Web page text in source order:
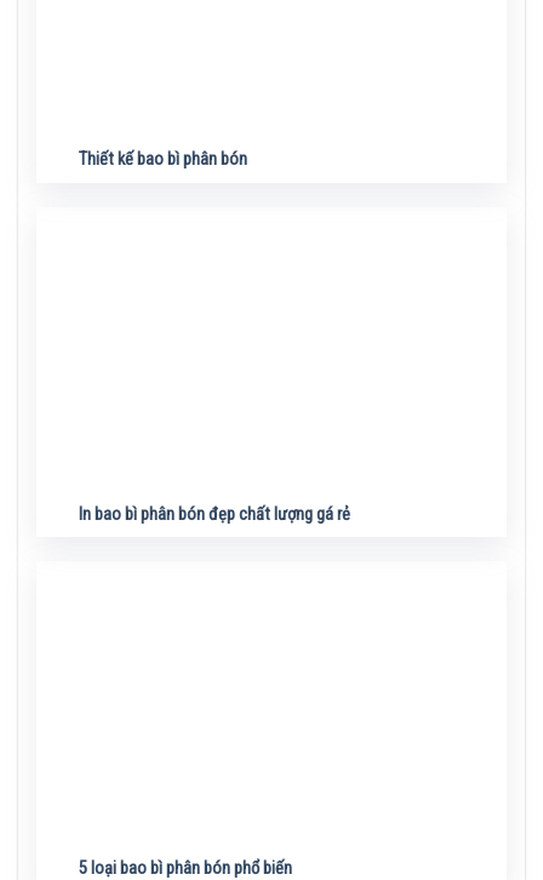
Thiết kế bao bì phân bón
In bao bì phân bón đẹp chất lượng gá rẻ
5 loại bao bì phân bón phổ biến